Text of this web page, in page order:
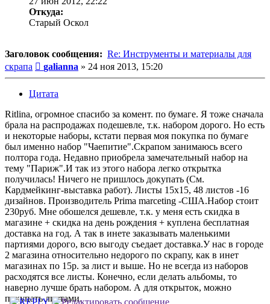
Откуда:
Старый Оскол
Заголовок сообщения: Re: Инструменты и материалы для
скрапа
Сообщение
galianna » 24 ноя 2013, 15:20
Цитата
Ritlina, огромное спасибо за комент. по бумаге. Я тоже сначала
брала на распродажах подешевле, т.к. набором дорого. Но есть
и некоторые наборы, кстати первая моя покупка по бумаге
был именно набор "Чаепитие".Скрапом занимаюсь всего
полтора года. Недавно приобрела замечательный набор на
тему "Париж".И так из этого набора легко открытка
получилась! Ничего не пришлось докупать (См.
Кардмейкинг-выставка работ). Листы 15х15, 48 листов -16
дизайнов. Производитель Prima marceting -США.Набор стоит
230руб. Мне обошелся дешевле, т.к. у меня есть скидка в
магазине + скидка на день рождения + куплена бесплатная
доставка на год. А так в инете заказывать маленькими
партиями дорого, всю выгоду съедает доставка.У нас в городе
2 магазина относительно недорого по скрапу, как в инет
магазинах по 15р. за лист и выше. Но не всегда из наборов
расходятся все листы. Конечно, если делать альбомы, то
наверно лучше брать набором. А для открыток, можно
покупать листами.